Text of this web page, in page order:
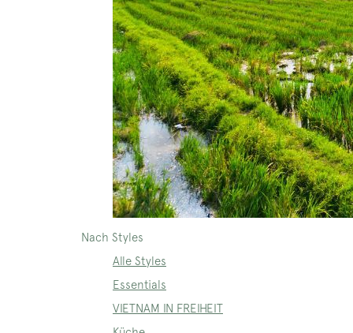
Nach Styles
Alle Styles
Essentials
VIETNAM IN FREIHEIT